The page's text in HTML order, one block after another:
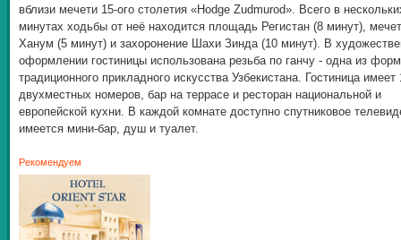
вблизи мечети 15-ого столетия «Hodge Zudmurod». Всего в
минутах ходьбы от неё находится площадь Регистан (8 минут),
Ханум (5 минут) и захоронение Шахи Зинда (10 минут). В
оформлении гостиницы использована резьба по ганчу - одна из форм
традиционного прикладного искусства Узбекистана. Гостиница имеет
двухместных номеров, бар на террасе и ресторан национальной и
европейской кухни. В каждой комнате доступно спутниковое
имеется мини-бар, душ и туалет.
Рекомендуем